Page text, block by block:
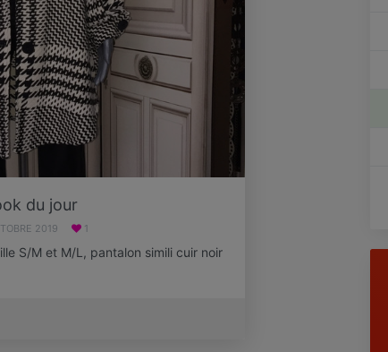
du jour
2019 1
S/M et M/L, pantalon simili cuir noir